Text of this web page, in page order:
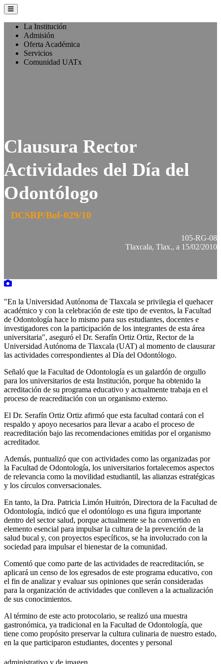
La Institución
Admisión
Oferta Académica
Servicios
Comunidad UATx
Clausura Rector
Actividades del Día del
Odontólogo
DCSRP/Bol-029/10
105-RG-08
Tlaxcala, Tlax., a 15/02/2010
"En la Universidad Autónoma de Tlaxcala se privilegia el quehacer
académico y con la celebración de este tipo de eventos, la Facultad
de Odontología hace lo mismo para sus estudiantes, docentes e
investigadores con la participación de los integrantes de esta área
universitaria", aseguró el Dr. Serafín Ortiz Ortiz, Rector de la
Universidad Autónoma de Tlaxcala (UAT) al momento de clausurar
las actividades correspondientes al Día del Odontólogo.
Señaló que la Facultad de Odontología es un galardón de orgullo
para los universitarios de esta Institución, porque ha obtenido la
acreditación de su programa educativo y actualmente trabaja en el
proceso de reacreditación con un organismo externo.
El Dr. Serafín Ortiz Ortiz afirmó que esta facultad contará con el
respaldo y apoyo necesarios para llevar a acabo el proceso de
reacreditación bajo las recomendaciones emitidas por el organismo
acreditador.
Además, puntualizó que con actividades como las organizadas por
la Facultad de Odontología, los universitarios fortalecemos aspectos
de relevancia como la movilidad estudiantil, las alianzas estratégicas
y los círculos conversacionales.
En tanto, la Dra. Patricia Limón Huitrón, Directora de la Facultad de
Odontología, indicó que el odontólogo es una figura importante
dentro del sector salud, porque actualmente se ha convertido en
elemento esencial para impulsar la cultura de la prevención de la
salud bucal y, con proyectos específicos, se ha involucrado con la
sociedad para impulsar el bienestar de la comunidad.
Comentó que como parte de las actividades de reacreditación, se
aplicará un censo de los egresados de este programa educativo, con
el fin de analizar y evaluar sus opiniones que serán consideradas
para la organización de actividades que conlleven a la actualización
de sus conocimientos.
Al término de este acto protocolario, se realizó una muestra
gastronómica, ya tradicional en la Facultad de Odontología, que
tiene como propósito preservar la cultura culinaria de nuestro estado,
en la que participaron estudiantes, docentes y personal
administrativo y de imagen.